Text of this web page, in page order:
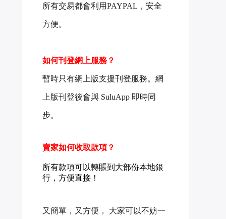
所有交易都會利用PAYPAL，安全
方便。
如何刊登網上服務？
暫時只有網上版支援刊登服務。網
上版刊登後會與 SuluApp 即時同
步。
賣家如何收取款項？
所有款項可以轉賬到大部份本地銀
行，方便直接！
又簡單，又方便， 大家可以不妨一